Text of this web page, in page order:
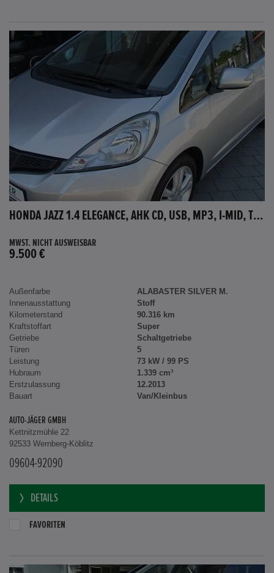
HONDA JAZZ 1.4 ELEGANCE, AHK CD, USB, MP3, I-MID, TEMPOMAT, AUX-IN
MWST. NICHT AUSWEISBAR
9.500 €
Außenfarbe
ALABASTER SILVER M.
Innenausstattung
Stoff
Kilometerstand
90.316 km
Kraftstoffart
Super
Getriebe
Schaltgetriebe
Türen
5
Leistung
73 kW / 99 PS
Hubraum
1.339 cm³
Erstzulassung
12.2013
Bauart
Van/Kleinbus
AUTO-JÄGER GMBH
Kettnitzmühle 22
92533 Wernberg-Köblitz
09604-92090
DETAILS
FAVORITEN